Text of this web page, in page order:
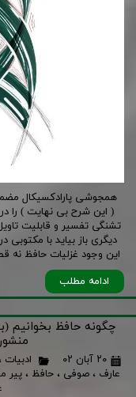
همجوشی پارادکسیکال
( این شرح بی نهایت ) را
تشنگی تفسیر و قابلیت
دیگری باز بیاید با
این وجود غزلیات حافظ نه
ادامه مطلب
چگونه حافظ بخوانیم
۲۰ آبان ۰۲ ادبیات ،
عارف ، صوفی ، حافظ ، پیر